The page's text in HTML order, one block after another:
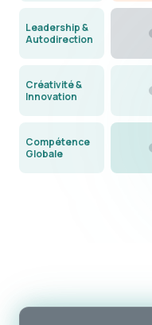
Leadership &
Autodirection
Créativité &
Innovation
Compétence
Globale